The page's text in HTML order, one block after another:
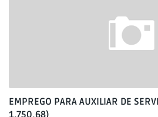
EMPREGO PARA AUXILIAR DE
1.750,68)